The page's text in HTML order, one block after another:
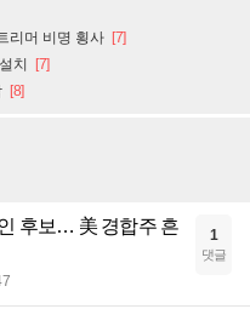
리머 비명 횡사 [7]
치 [7]
[8]
후보… 美 경합주 흔
1
댓글